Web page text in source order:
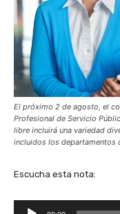
El próximo 2 de agosto, el
Profesional de Servicio
libre incluirá una variedad
incluidos los departamentos
Escucha esta nota: